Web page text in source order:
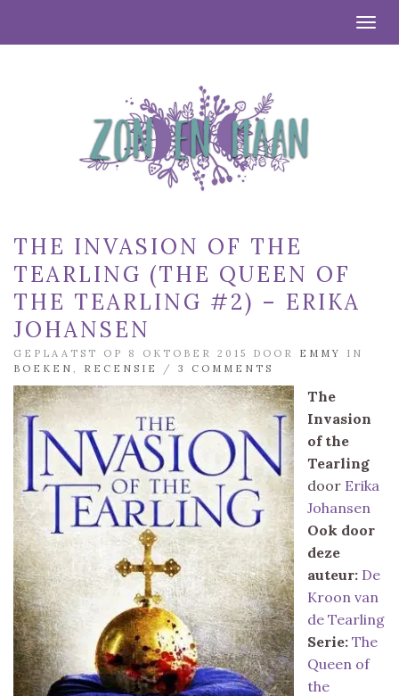
THE INVASION OF THE
TEARLING (THE QUEEN OF
THE TEARLING #2) – ERIKA
JOHANSEN
GEPLAATST OP 8 OKTOBER 2015 DOOR EMMY
IN
BOEKEN
RECENSIE / 3 COMMENTS
The
Invasion
of the
Tearling
door Erika
Johansen
Ook door
deze
auteur: De
Kroon van
de Tearling
Serie: The
Queen of
the